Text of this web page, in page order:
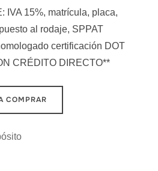
IVA 15%, matrícula, placa,
al rodaje, SPPAT
certificación DOT
CRÉDITO DIRECTO**
COMPRAR